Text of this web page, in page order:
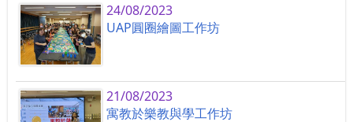
24/08/2023
UAP圓圈繪圖工作坊
21/08/2023
寓教於樂教與學工作坊